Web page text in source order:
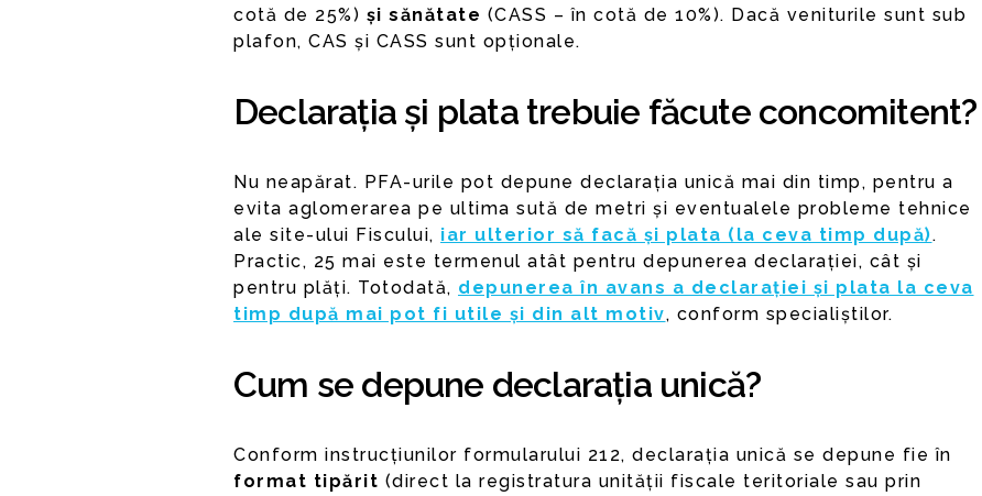
cotă de 25%) și sănătate (CASS – în cotă de 10%). Dacă veniturile sunt sub
plafon, CAS și CASS sunt opționale.
Declarația și plata trebuie făcute concomitent?
Nu neapărat. PFA-urile pot depune declarația unică mai din timp, pentru a
evita aglomerarea pe ultima sută de metri și eventualele probleme tehnice
ale site-ului Fiscului, iar ulterior să facă și plata (la ceva timp după).
Practic, 25 mai este termenul atât pentru depunerea declarației, cât și
pentru plăți. Totodată, depunerea în avans a declarației și plata la ceva
timp după mai pot fi utile și din alt motiv, conform specialiștilor.
Cum se depune declarația unică?
Conform instrucțiunilor formularului 212, declarația unică se depune fie în
format tipărit (direct la registratura unității fiscale teritoriale sau prin